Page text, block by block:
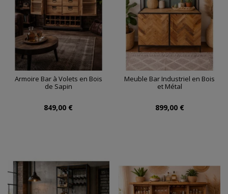
Armoire Bar à Volets en Bois
de Sapin
849,00 €
Meuble Bar Industriel en Bois
et Métal
899,00 €